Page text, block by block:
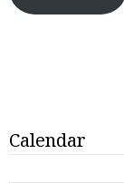
Calendar